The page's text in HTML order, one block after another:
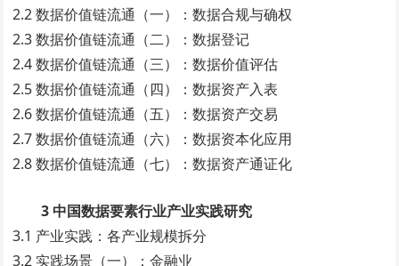
2.2 数据价值链流通（一）：数据合规与确权
2.3 数据价值链流通（二）：数据登记
2.4 数据价值链流通（三）：数据价值评估
2.5 数据价值链流通（四）：数据资产入表
2.6 数据价值链流通（五）：数据资产交易
2.7 数据价值链流通（六）：数据资本化应用
2.8 数据价值链流通（七）：数据资产通证化
3 中国数据要素行业产业实践研究
3.1 产业实践：各产业规模拆分
3.2 实践场景（一）：金融业